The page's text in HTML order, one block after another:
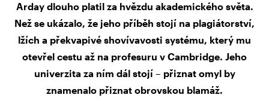
Arday dlouho platil za hvězdu akademického světa.
Než se ukázalo, že jeho příběh stojí na plagiátorství,
lžích a překvapivé shovívavosti systému, který mu
otevřel cestu až na profesuru v Cambridge. Jeho
univerzita za ním dál stojí – přiznat omyl by
znamenalo přiznat obrovskou blamáž.